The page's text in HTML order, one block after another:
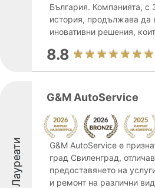
България. Компанията, с
история, продължава да
иновативни решения,
8.8
Лауреати
G&M AutoService
G&M AutoService е
град Свиленград,
предоставянето на
и ремонт на различни